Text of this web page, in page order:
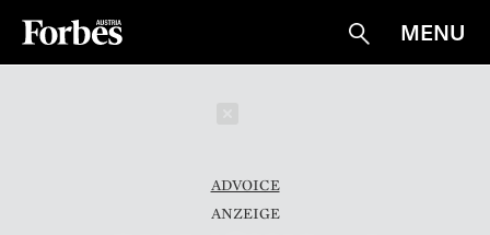
Suche
MENU
ADVOICE